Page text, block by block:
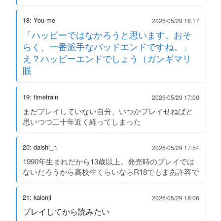
18: You-me 2026/05/29 16:17
「ハッピーではなかろうと思います。おそ
らく、一番派手なバッドエンドですね。」
え？ハッピーエンドでしょう（ガンギマリ
眼
19: timetrain 2026/05/29 17:00
まだプレイしていない自分、いつかプレイせねばと
思いつつ二十年近く経ってしまった
20: daishi_n 2026/05/29 17:54
1990年生まれだから13歳以上。発売時のプレイでは
ないだろうから高校生くらいならR18でもまあ許容で
21: kaionji 2026/05/29 18:06
プレイしてから読みたい